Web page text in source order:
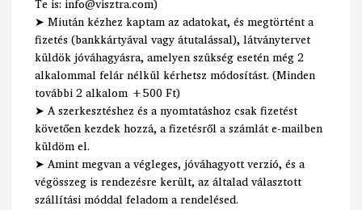
Te is: info@visztra.com)
➤ Miután kézhez kaptam az adatokat, és megtörtént a
fizetés (bankkártyával vagy átutalással), látványtervet
küldök jóváhagyásra, amelyen szükség esetén még 2
alkalommal felár nélkül kérhetsz módosítást. (Minden
további 2 alkalom +500 Ft)
➤ A szerkesztéshez és a nyomtatáshoz csak fizetést
követően kezdek hozzá, a fizetésről a számlát e-mailben
küldöm el.
➤ Amint megvan a végleges, jóváhagyott verzió, és a
végösszeg is rendezésre került, az általad választott
szállítási móddal feladom a rendelésed.